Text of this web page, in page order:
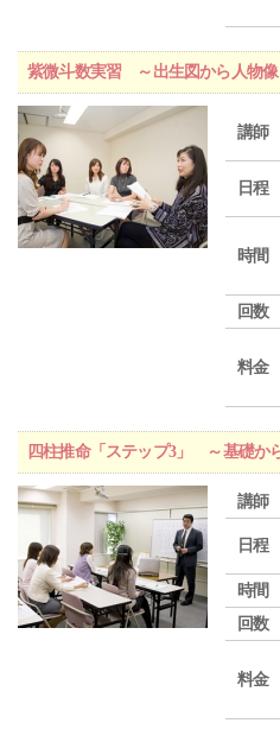
紫微斗数実習 ～出生図から人物像
講師
日程
時間
回数
料金
四柱推命「ステップ3」 ～基礎か
講師
日程
時間
回数
料金